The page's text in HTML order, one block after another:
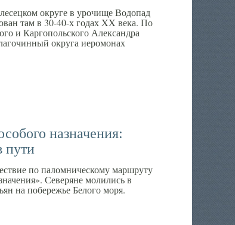
округе в урочище Водопад
там в 30-40-х годах XX века. По
и Каргопольского Александра
округа иеромонах
назначения:
пути
по паломническому маршруту
Северяне молились в
на побережье Белого моря.